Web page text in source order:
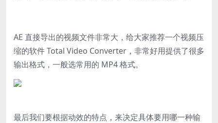
AE 直接导出的视频文件非常大，给大家推荐一个视频压
缩的软件 Total Video Converter，非常好用提供了很多
输出格式，一般选常用的 MP4 格式。
最后我们要根据动效的特点，来决定具体要用哪一种输